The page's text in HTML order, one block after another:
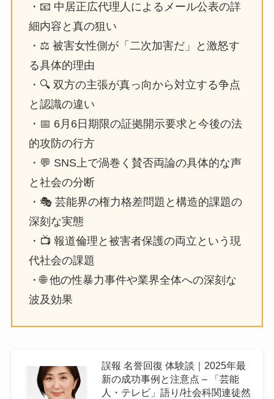
・📧 中居正広代理人によるメール公表の詳
細内容と真の狙い
・⚖️ 被害女性側が「二次加害だ」と激怒す
る具体的理由
・🔍 双方の主張が真っ向から対立する争点
と認識の違い
・📅 6月6日期限の証拠開示要求と今後の法
的攻防の行方
・💬 SNS上で渦巻く賛否両論の具体的な声
と社会の分断
・🎭 芸能界の権力格差問題と構造的課題の
深刻な実態
・📺 報道倫理と被害者保護の両立という現
代社会の課題
・🌐 他の性暴力事件や業界全体への深刻な
波及効果
誤報 名誉回復 体験談｜2025年最
新の成功事例と注意点 – 「芸能
人・テレビ」語り/社会科関連徒然